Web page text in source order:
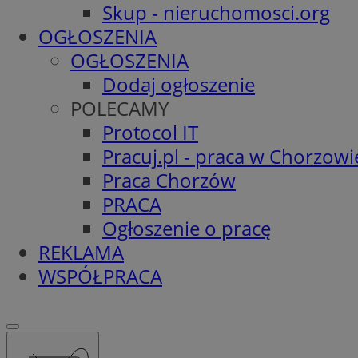
Skup - nieruchomosci.org
OGŁOSZENIA
OGŁOSZENIA
Dodaj ogłoszenie
POLECAMY
Protocol IT
Pracuj.pl - praca w
Praca Chorzów
PRACA
Ogłoszenie o pracę
REKLAMA
WSPÓŁPRACA